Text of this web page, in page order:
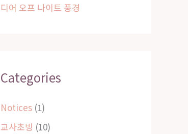
디어 오프 나이트 풍경
Categories
Notices (1)
교사초빙 (10)